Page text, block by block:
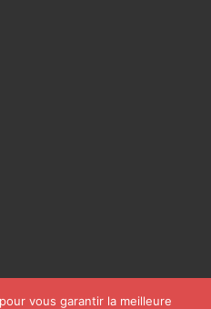
vous garantir la meilleure